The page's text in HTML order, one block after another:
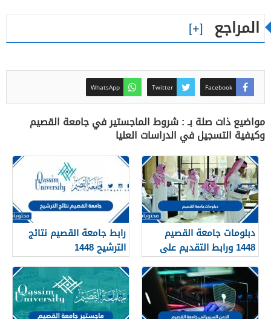
المراجع
Facebook
Twitter
WhatsApp
مواضيع ذات صلة بـ : شروط الماجستير في جامعة القصيم
وكيفية التسجيل في الدراسات العليا
دبلومات جامعة القصيم
1448 ورابط التقديم على
دبلومات جامعة القصيم
qudcss.com
رابط جامعة القصيم نتائج
الترشيح 1448